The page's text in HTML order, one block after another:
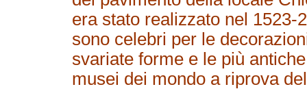
era stato realizzato nel 1523-
sono celebri per le
svariate forme e le più
musei dei mondo a riprova